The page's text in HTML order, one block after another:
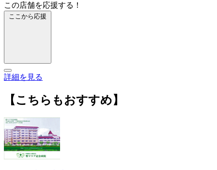
この店舗を応援する！
ここから応援
詳細を見る
【こちらもおすすめ】